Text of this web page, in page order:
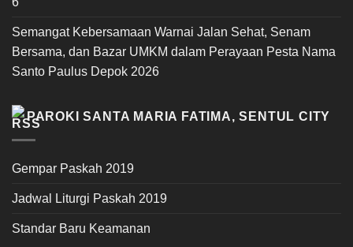
Semangat Kebersamaan Warnai Jalan Sehat, Senam
Bersama, dan Bazar UMKM dalam Perayaan Pesta Nama
Santo Paulus Depok 2026
PAROKI SANTA MARIA FATIMA, SENTUL CITY
Gempar Paskah 2019
Jadwal Liturgi Paskah 2019
Standar Baru Keamanan